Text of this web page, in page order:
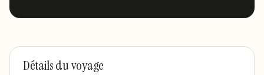
Détails du voyage